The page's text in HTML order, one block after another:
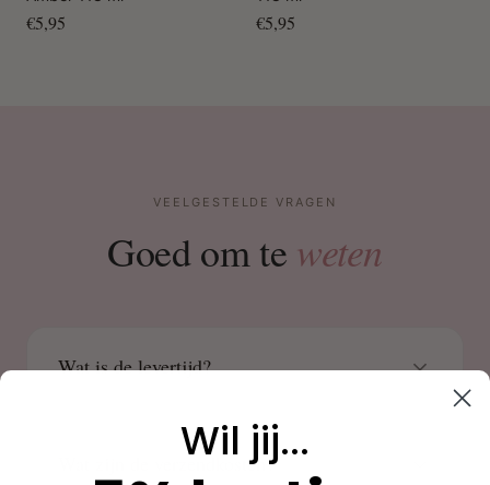
€5,95 €5,95
VEELGESTELDE VRAGEN
Goed om te weten
Wat is de levertijd?
Wat zijn de verzendkosten?
Wil jij...